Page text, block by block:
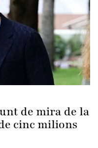
de mira de la
cinc milions